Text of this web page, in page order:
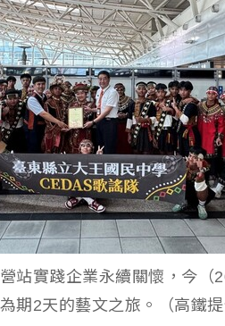
站實踐企業永續關懷，今（
期2天的藝文之旅。（高鐵提